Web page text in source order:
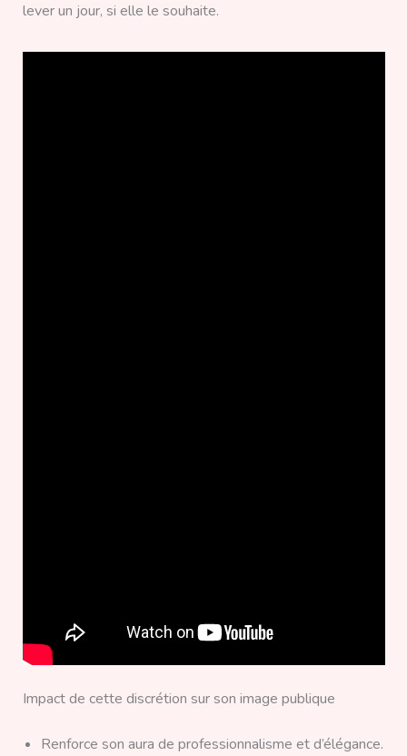
lever un jour, si elle le souhaite.
Impact de cette discrétion sur son image publique
Renforce son aura de professionnalisme et d’élégance.